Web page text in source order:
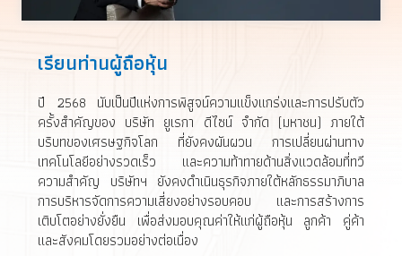
เรียนท่านผู้ถือหุ้น
ปี 2568 นับเป็นปีแห่งการพิสูจน์ความแข็งแกร่งและการปรับตัว
ครั้งสำคัญของ บริษัท ยูเรกา ดีไซน์ จำกัด (มหาชน) ภายใต้
บริบทของเศรษฐกิจโลก ที่ยังคงผันผวน การเปลี่ยนผ่านทาง
เทคโนโลยีอย่างรวดเร็ว และความท้าทายด้านสิ่งแวดล้อมที่ทวี
ความสำคัญ บริษัทฯ ยังคงดำเนินธุรกิจภายใต้หลักธรรมาภิบาล
การบริหารจัดการความเสี่ยงอย่างรอบคอบ และการสร้างการ
เติบโตอย่างยั่งยืน เพื่อส่งมอบคุณค่าให้แก่ผู้ถือหุ้น ลูกค้า คู่ค้า
และสังคมโดยรวมอย่างต่อเนื่อง